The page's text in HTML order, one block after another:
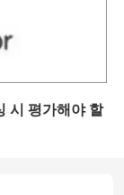
시 평가해야 할